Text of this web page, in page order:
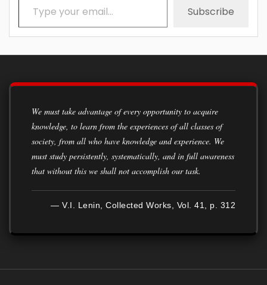
Subscribe
We must take advantage of every opportunity to acquire
knowledge, to learn from the experiences of all classes of
society, from all who have knowledge and experience. We
must study persistently, systematically, and in full awareness
that without this we shall not accomplish our task.
— V.I. Lenin, Collected Works, Vol. 41, p. 312